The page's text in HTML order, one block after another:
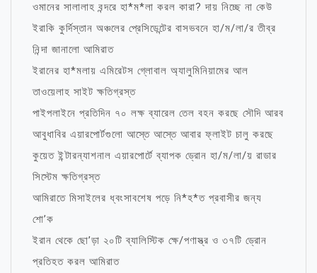
ওমানের সালালাহ বন্দরে হা*ম*লা করল কারা? দায় নিচ্ছে না কেউ
ইরাকি কুর্দিস্তান অঞ্চলের প্রেসিডেন্টের বাসভবনে হা/ম/লা/র তীব্র
নিন্দা জানালো আমিরাত
ইরানের হা*মলায় এমিরেটস গ্লোবাল অ্যালুমিনিয়ামের আল
তাওয়েলাহ সাইট ক্ষতিগ্রস্ত
পাইপলাইনে প্রতিদিন ৭০ লক্ষ ব্যারেল তেল বহন করছে সৌদি আরব
আবুধাবির এয়ারপোর্টগুলো আস্তে আস্তে আবার ফ্লাইট চালু করছে
কুয়েত ইন্টারন্যাশনাল এয়ারপোর্টে ব্যাপক ড্রোন হা/ম/লা/য় রাডার
সিস্টেম ক্ষতিগ্রস্ত
আমিরাতে মিসাইলের ধ্বংসাবশেষ পড়ে নি*হ*ত প্রবাসীর জন্য
শো’ক
ইরান থেকে ছো’ড়া ২০টি ব্যালিস্টিক ক্ষে/পণাস্ত্র ও ৩৭টি ড্রোন
প্রতিহত করল আমিরাত